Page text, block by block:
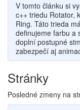
V tomto článku si
c++ triedu Rotator,
Ring. Táto trieda
definujeme farbu a
doplní postupné
zabezpečí aj
Stránky
Posledné zmeny na